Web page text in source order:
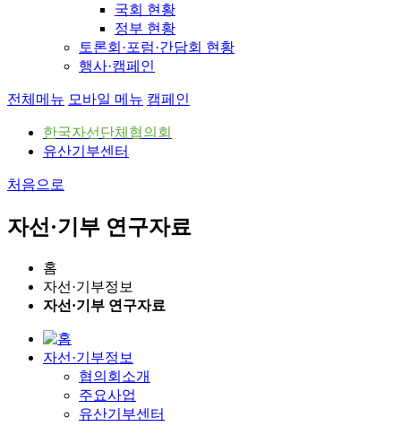
국회 현황
정부 현황
토론회·포럼·간담회 현황
행사·캠페인
전체메뉴 모바일 메뉴 캠페인
한국자선단체협의회
유산기부센터
처음으로
자선·기부 연구자료
홈
자선·기부정보
자선·기부 연구자료
자선·기부정보
협의회소개
주요사업
유산기부센터